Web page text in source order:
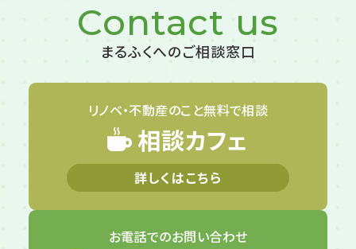
Contact us
まるふくへのご相談窓口
リノベ・不動産のこと無料で相談
相談カフェ
詳しくはこちら
お電話でのお問い合わせ